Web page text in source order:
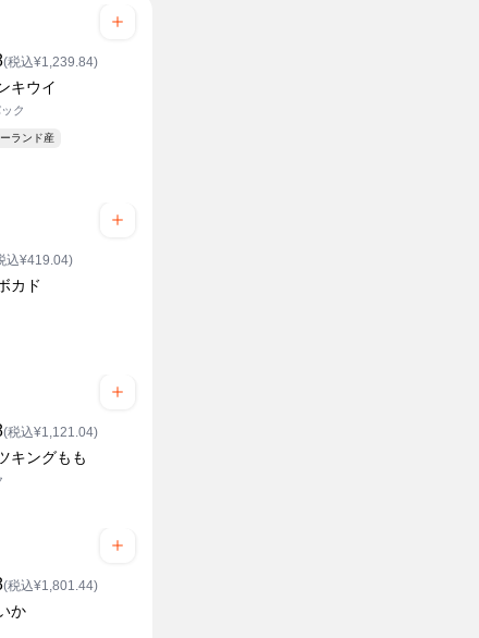
(税込¥1,239.84)
キウイ
ク
ーランド産
込¥419.04)
カド
(税込¥1,121.04)
キングもも
(税込¥1,801.44)
か